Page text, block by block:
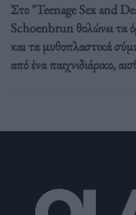
Στο "Teenage Sex and
Schoenbrun θολώνει τα
και τα μυθοπλαστικά
από ένα παιχνιδιάρικο,